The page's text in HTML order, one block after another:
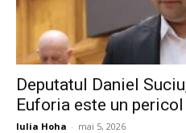
Deputatul Daniel
Euforia este un pericol
Iulia Hoha - mai 5, 2026